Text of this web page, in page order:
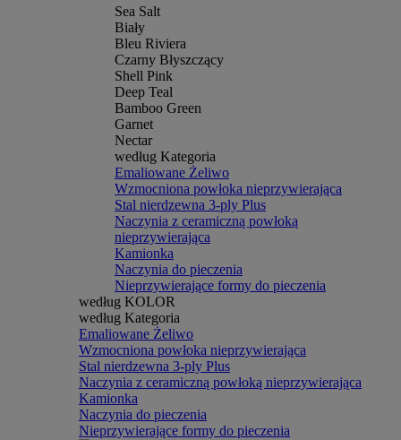
Sea Salt
Biały
Bleu Riviera
Czarny Błyszczący
Shell Pink
Deep Teal
Bamboo Green
Garnet
Nectar
według Kategoria
Emaliowane Żeliwo
Wzmocniona powłoka nieprzywierająca
Stal nierdzewna 3-ply Plus
Naczynia z ceramiczną powłoką
nieprzywierająca
Kamionka
Naczynia do pieczenia
Nieprzywierające formy do pieczenia
według KOLOR
według Kategoria
Emaliowane Żeliwo
Wzmocniona powłoka nieprzywierająca
Stal nierdzewna 3-ply Plus
Naczynia z ceramiczną powłoką nieprzywierająca
Kamionka
Naczynia do pieczenia
Nieprzywierające formy do pieczenia